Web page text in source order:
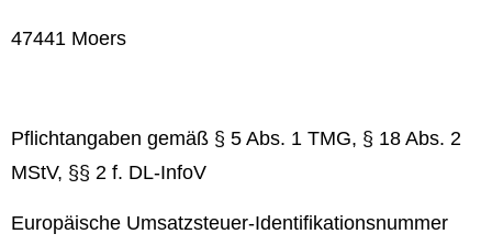
47441 Moers
Pflichtangaben gemäß § 5 Abs. 1 TMG, § 18 Abs. 2
MStV, §§ 2 f. DL-InfoV
Europäische Umsatzsteuer-Identifikationsnummer